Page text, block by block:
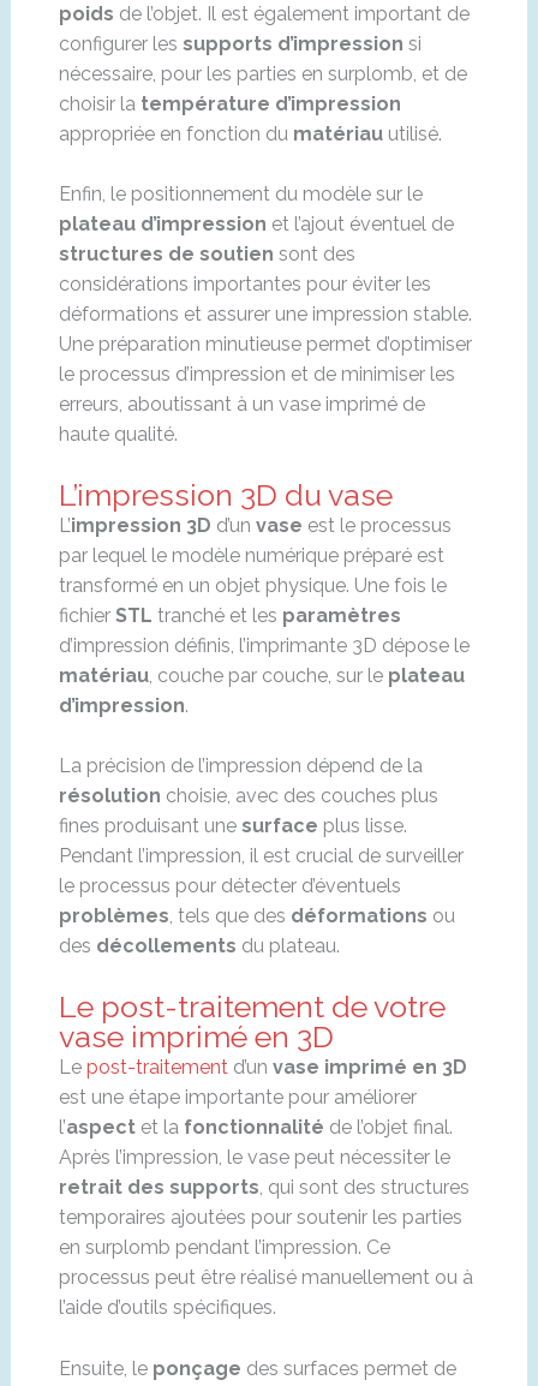
poids de l’objet. Il est également important de
configurer les supports d’impression si
nécessaire, pour les parties en surplomb, et de
choisir la température d’impression
appropriée en fonction du matériauutilisé.
Enfin, le positionnement du modèle sur le
plateau d’impression et l’ajout éventuel de
structures de soutien sont des
considérations importantes pour éviter les
déformations et assurer une impression stable.
Une préparation minutieuse permet d’optimiser
le processus d’impression et de minimiser les
erreurs, aboutissant à un vase imprimé de
haute qualité.
L’impression 3D du vase
L’impression 3D d’un vase est le processus
par lequel le modèle numérique préparé est
transformé en un objet physique. Une fois le
fichier STL tranché et les paramètres
d’impression définis, l’imprimante 3D dépose le
matériau, couche par couche, sur le plateau
d’impression.
La précision de l’impression dépend de la
résolution choisie, avec des couches plus
fines produisant une surface plus lisse.
Pendant l’impression, il est crucial de surveiller
le processus pour détecter d’éventuels
problèmes, tels que des déformations ou
des décollements du plateau.
Le post-traitement de votre
vase imprimé en 3D
Le post-traitementd’un vase imprimé en 3D
est une étape importante pour améliorer
l’aspectet la fonctionnalité de l’objet final.
Après l’impression, le vase peut nécessiter le
retrait des supports, qui sont des structures
temporaires ajoutées pour soutenir les parties
en surplomb pendant l’impression. Ce
processus peut être réalisé manuellement ou à
l’aide d’outils spécifiques.
Ensuite, le ponçage des surfaces permet de